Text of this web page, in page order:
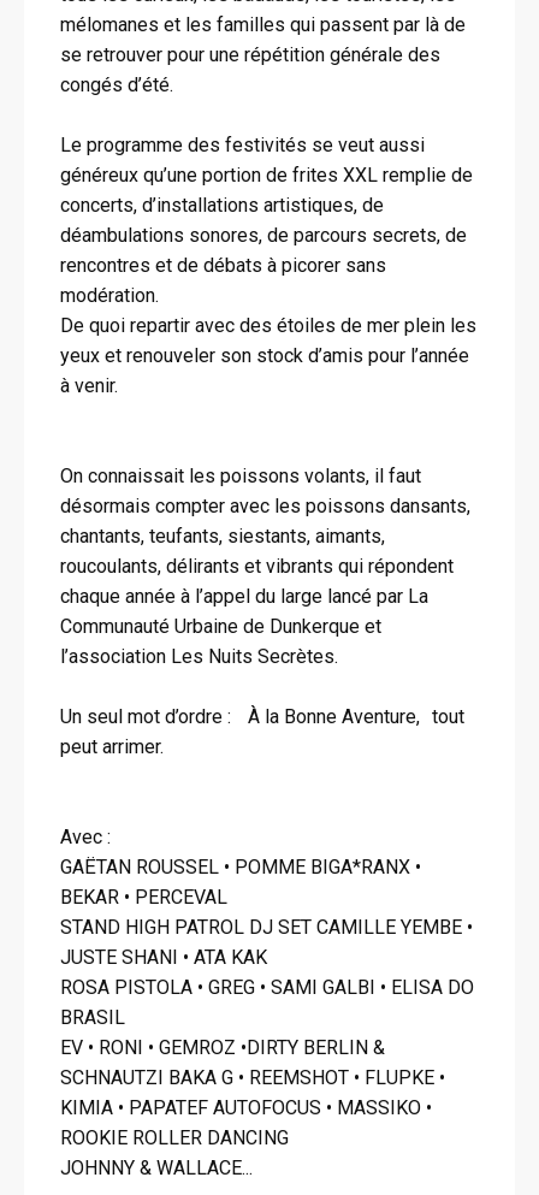
mélomanes et les familles qui passent par là de
se retrouver pour une répétition générale des
congés d’été.
Le programme des festivités se veut aussi
généreux qu’une portion de frites XXL remplie de
concerts, d’installations artistiques, de
déambulations sonores, de parcours secrets, de
rencontres et de débats à picorer sans
modération.
De quoi repartir avec des étoiles de mer plein les
yeux et renouveler son stock d’amis pour l’année
à venir.
On connaissait les poissons volants, il faut
désormais compter avec les poissons dansants,
chantants, teufants, siestants, aimants,
roucoulants, délirants et vibrants qui répondent
chaque année à l’appel du large lancé par La
Communauté Urbaine de Dunkerque et
l’association Les Nuits Secrètes.
Un seul mot d’ordre : À la Bonne Aventure, tout
peut arrimer.
Avec :
GAËTAN ROUSSEL • POMME BIGA*RANX •
BEKAR • PERCEVAL
STAND HIGH PATROL DJ SET CAMILLE YEMBE •
JUSTE SHANI • ATA KAK
ROSA PISTOLA • GREG • SAMI GALBI • ELISA DO
BRASIL
EV • RONI • GEMROZ •DIRTY BERLIN &
SCHNAUTZI BAKA G • REEMSHOT • FLUPKE •
KIMIA • PAPATEF AUTOFOCUS • MASSIKO •
ROOKIE ROLLER DANCING
JOHNNY & WALLACE...